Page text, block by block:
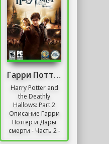
Гарри Поттер и Дары Смерти: Часть 2
Harry Potter and
the Deathly
Hallows: Part 2
Описание Гарри
Поттер и Дары
смерти - Часть 2 -
это второй